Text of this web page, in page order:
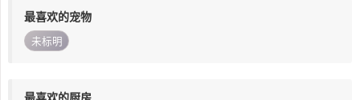
最喜欢的宠物
未标明
最喜欢的厨房